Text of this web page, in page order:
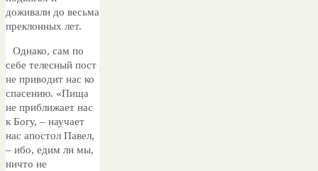
доживали до весьма
преклонных лет.
Однако, сам по
себе телесный пост
не приводит нас ко
спасению. «Пища
не приближает нас
к Богу, – научает
нас апостол Павел,
– ибо, едим ли мы,
ничто не